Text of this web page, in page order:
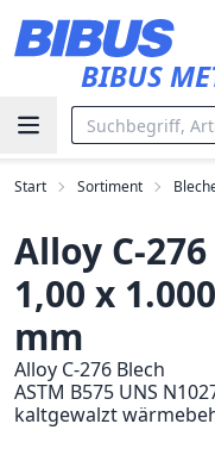
BIBUS
Start Sortiment
Alloy C-
1,00 x
mm
Alloy C-276 Blech
ASTM B575 UNS
kaltgewalzt